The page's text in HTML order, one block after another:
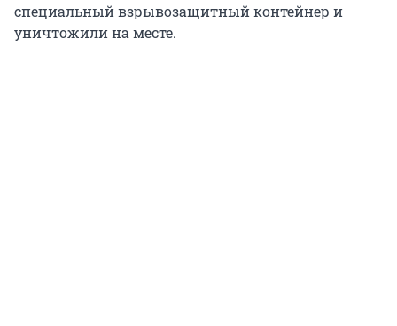
специальный взрывозащитный контейнер и
уничтожили на месте.